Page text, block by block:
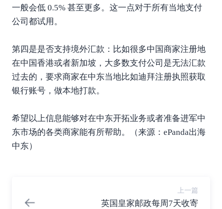
一般会低 0.5% 甚至更多。这一点对于所有当地支付
公司都试用。
第四是是否支持境外汇款：比如很多中国商家注册地
在中国香港或者新加坡，大多数支付公司是无法汇款
过去的，要求商家在中东当地比如迪拜注册执照获取
银行账号，做本地打款。
希望以上信息能够对在中东开拓业务或者准备进军中
东市场的各类商家能有所帮助。（来源：ePanda出海
中东）
上一篇
英国皇家邮政每周7天收寄